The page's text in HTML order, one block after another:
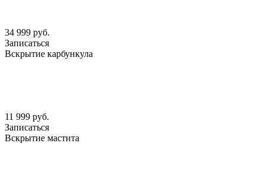
34 999 руб.
Записаться
Вскрытие карбункула
11 999 руб.
Записаться
Вскрытие мастита